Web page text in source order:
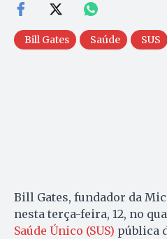
Bill Gates Saúde SUS
Bill Gates, fundador da
nesta terça-feira, 12, no
Saúde Único (SUS) pública